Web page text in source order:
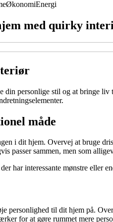
ØkonomiEnergi
med quirky
din personlige stil og at bringe
måde
i dit hjem. Overvej at bruge
passer sammen, men som
har interessante mønstre
personlighed til dit hjem på.
for at gøre rummet mere